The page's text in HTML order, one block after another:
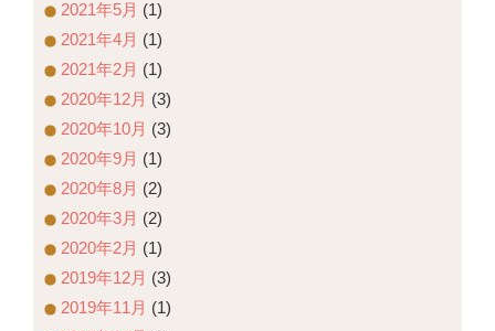
2021年5月 (1)
2021年4月 (1)
2021年2月 (1)
2020年12月 (3)
2020年10月 (3)
2020年9月 (1)
2020年8月 (2)
2020年3月 (2)
2020年2月 (1)
2019年12月 (3)
2019年11月 (1)